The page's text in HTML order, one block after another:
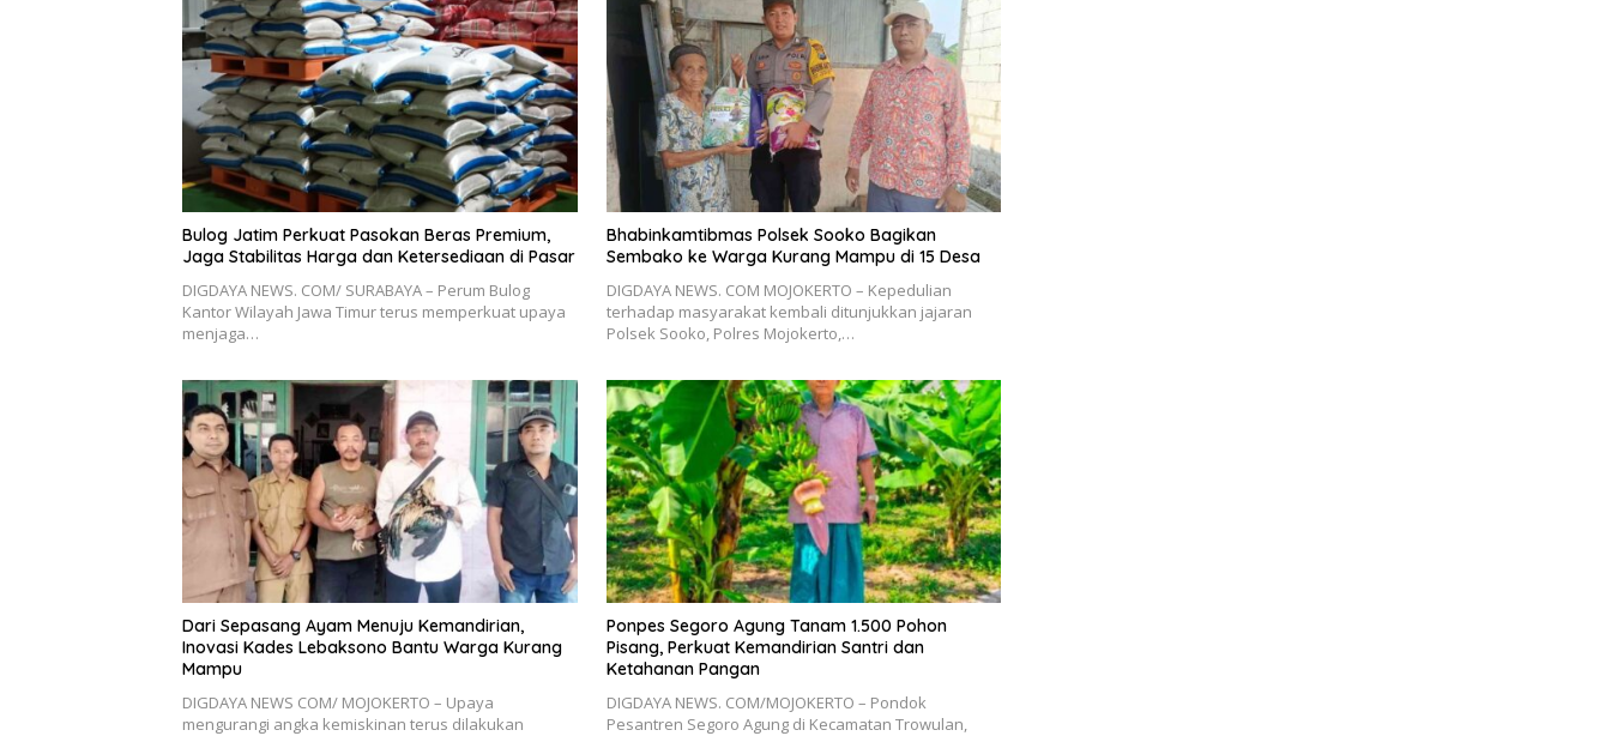
Bulog Jatim Perkuat Pasokan Beras Premium,
Jaga Stabilitas Harga dan Ketersediaan di Pasar
DIGDAYA NEWS. COM/ SURABAYA – Perum Bulog
Kantor Wilayah Jawa Timur terus memperkuat upaya
menjaga…
Bhabinkamtibmas Polsek Sooko Bagikan
Sembako ke Warga Kurang Mampu di 15 Desa
DIGDAYA NEWS. COM MOJOKERTO – Kepedulian
terhadap masyarakat kembali ditunjukkan jajaran
Polsek Sooko, Polres Mojokerto,…
Dari Sepasang Ayam Menuju Kemandirian,
Inovasi Kades Lebaksono Bantu Warga Kurang
Mampu
DIGDAYA NEWS COM/ MOJOKERTO – Upaya
mengurangi angka kemiskinan terus dilakukan
Ponpes Segoro Agung Tanam 1.500 Pohon
Pisang, Perkuat Kemandirian Santri dan
Ketahanan Pangan
DIGDAYA NEWS. COM/MOJOKERTO – Pondok
Pesantren Segoro Agung di Kecamatan Trowulan,